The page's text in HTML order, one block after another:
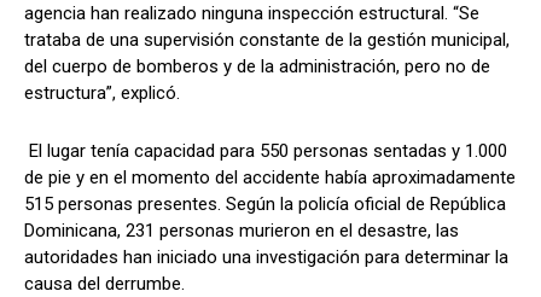
agencia han realizado ninguna inspección estructural. “Se
trataba de una supervisión constante de la gestión municipal,
del cuerpo de bomberos y de la administración, pero no de
estructura”, explicó.
El lugar tenía capacidad para 550 personas sentadas y 1.000
de pie y en el momento del accidente había aproximadamente
515 personas presentes. Según la policía oficial de República
Dominicana, 231 personas murieron en el desastre, las
autoridades han iniciado una investigación para determinar la
causa del derrumbe.